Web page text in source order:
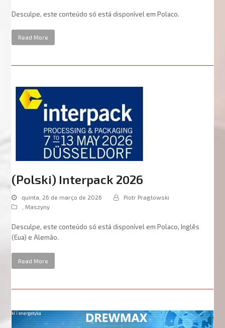
Desculpe, este conteúdo só está disponível em Polaco.
Read More
(Polski) Interpack 2026
quinta, 26 de março de 2026
Piotr Pragłowski
Maszyny
Desculpe, este conteúdo só está disponível em Polaco, Inglês
(Eua) e Alemão.
Read More